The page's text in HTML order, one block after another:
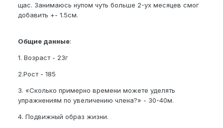
щас. Занимаюсь нупом чуть больше 2-ух месяцев смог
добавить +- 1.5см.
Общие данные:
1. Возраст - 23г
2.Рост - 185
3. «Сколько примерно времени можете уделять
упражнениям по увеличению члена?» - 30-40м.
4. Подвижный образ жизни.